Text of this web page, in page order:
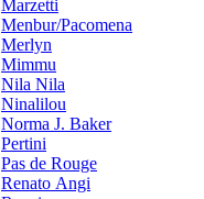
Marzetti
Menbur/Pacomena
Merlyn
Mimmu
Nila Nila
Ninalilou
Norma J. Baker
Pertini
Pas de Rouge
Renato Angi